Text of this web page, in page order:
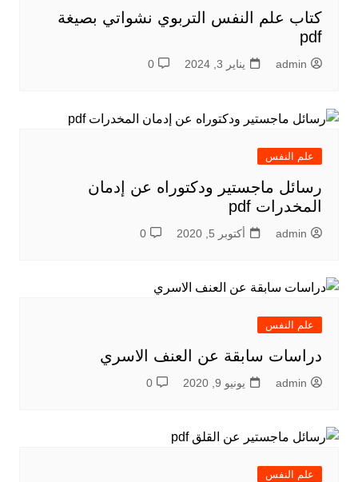
كتاب علم النفس التربوي نشواتي بصيغة
pdf
admin يناير 3, 2024 0
علم النفس
رسائل ماجستير ودكتوراه عن إدمان
المخدرات pdf
admin أكتوبر 5, 2020 0
علم النفس
دراسات سابقة عن العنف الاسري
admin يونيو 9, 2020 0
علم النفس